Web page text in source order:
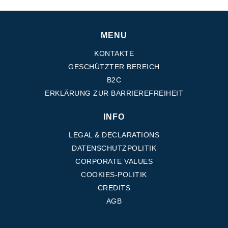
MENU
KONTAKTE
GESCHÜTZTER BEREICH
B2C
ERKLÄRUNG ZUR BARRIEREFREIHEIT
INFO
LEGAL & DECLARATIONS
DATENSCHUTZPOLITIK
CORPORATE VALUES
COOKIES-POLITIK
CREDITS
AGB